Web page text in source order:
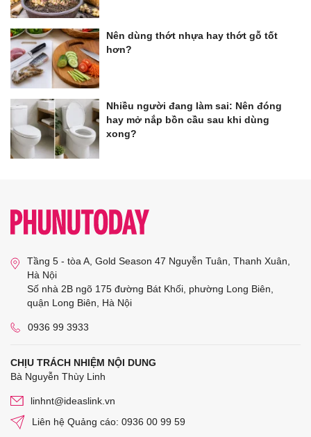
Nên dùng thớt nhựa hay thớt gỗ tốt
hơn?
Nhiều người đang làm sai: Nên đóng
hay mở nắp bồn cầu sau khi dùng
xong?
Tầng 5 - tòa A, Gold Season 47 Nguyễn Tuân, Thanh Xuân,
Hà Nội
Số nhà 2B ngõ 175 đường Bát Khối, phường Long Biên,
quận Long Biên, Hà Nội
0936 99 3933
CHỊU TRÁCH NHIỆM NỘI DUNG
Bà Nguyễn Thùy Linh
linhnt@ideaslink.vn
Liên hệ Quảng cáo: 0936 00 99 59